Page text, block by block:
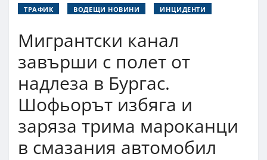
ТРАФИК
ВОДЕЩИ НОВИНИ ИНЦИДЕНТИ
Мигрантски канал
завърши с полет от
надлеза в Бургас.
Шофьорът избяга и
заряза трима мароканци
в смазания автомобил